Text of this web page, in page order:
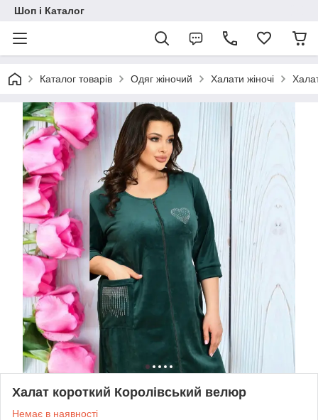
Шоп і Каталог
Каталог товарів Одяг жіночий Халати жіночі
Халат короткий Королівський велюр
Немає в наявності